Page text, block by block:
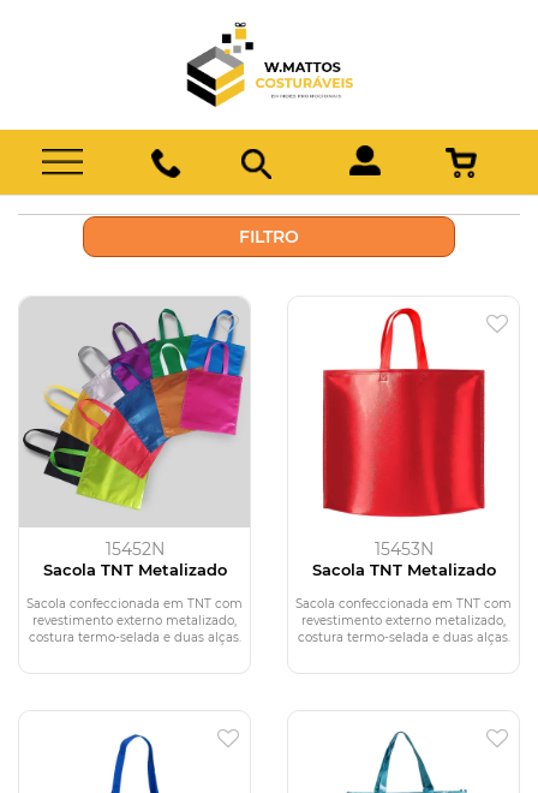
FILTRO
15452N
Sacola TNT Metalizado
Sacola confeccionada em TNT com
revestimento externo metalizado,
costura termo-selada e duas alças.
15453N
Sacola TNT Metalizado
Sacola confeccionada em TNT com
revestimento externo metalizado,
costura termo-selada e duas alças.